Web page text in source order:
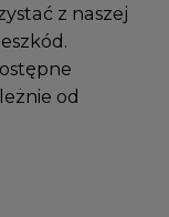
z naszej
od